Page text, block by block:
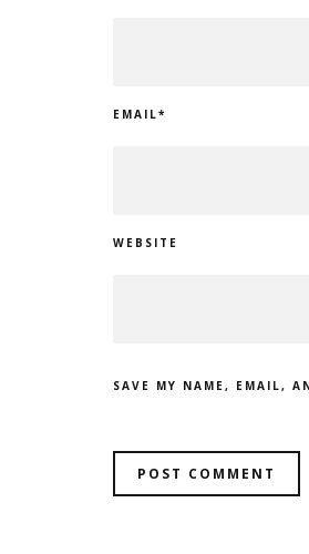
EMAIL*
WEBSITE
SAVE MY NAME, EMAIL,